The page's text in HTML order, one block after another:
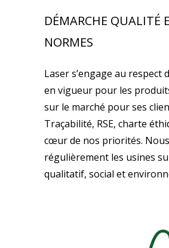
DÉMARCHE QUALITÉ
NORMES
Laser s’engage au respect
en vigueur pour les
sur le marché pour ses
Traçabilité, RSE, charte
cœur de nos priorités.
régulièrement les usines
qualitatif, social et